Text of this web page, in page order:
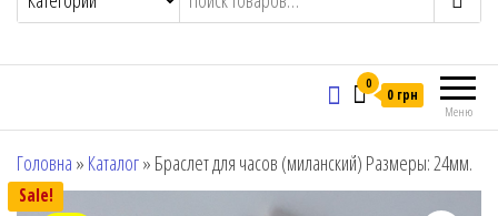
Меню
0
0 грн
Головна » Каталог» Браслет для часов (миланский) Размеры: 24мм.
Sale!